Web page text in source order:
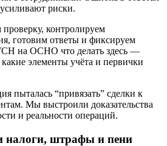
риски.
контролируем
готовим ответы и фиксируем
на ОСНО что делать здесь —
какие элементы учёта и первички
пыталась “привязать” сделки к
Мы выстроили доказательства
и реальности операций.
налоги, штрафы и пени